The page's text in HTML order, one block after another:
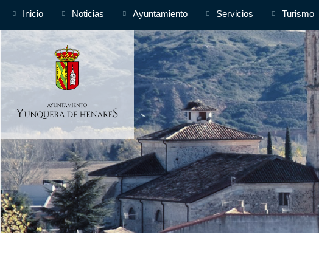
Inicio Noticias Ayuntamiento Servicios Turismo